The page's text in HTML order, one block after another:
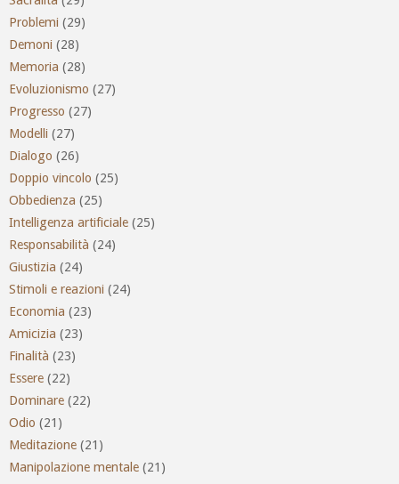
Problemi (29)
Demoni (28)
Memoria (28)
Evoluzionismo (27)
Progresso (27)
Modelli (27)
Dialogo (26)
Doppio vincolo (25)
Obbedienza (25)
Intelligenza artificiale (25)
Responsabilità (24)
Giustizia (24)
Stimoli e reazioni (24)
Economia (23)
Amicizia (23)
Finalità (23)
Essere (22)
Dominare (22)
Odio (21)
Meditazione (21)
Manipolazione mentale (21)